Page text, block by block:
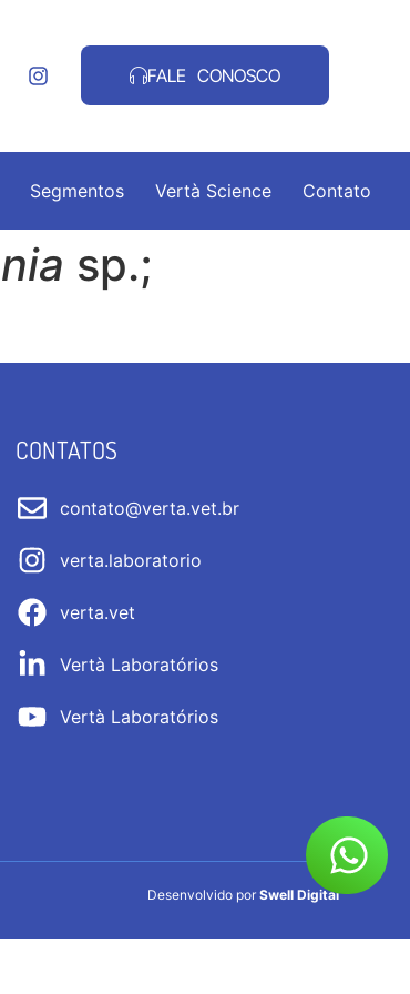
FALE CONOSCO
Segmentos Vertà Science Contato
sp.;
CONTATOS
contato@verta.vet.br
verta.laboratorio
verta.vet
Vertà Laboratórios
Vertà Laboratórios
Desenvolvido por Swell Digital